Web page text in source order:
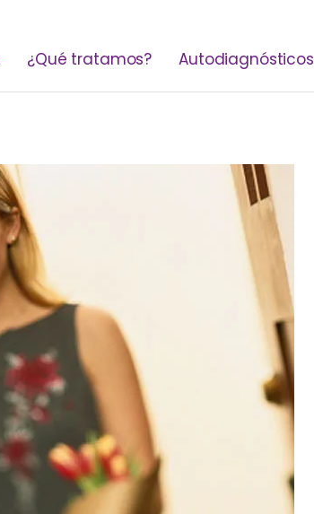
¿Qué tratamos? Autodiagnósticos